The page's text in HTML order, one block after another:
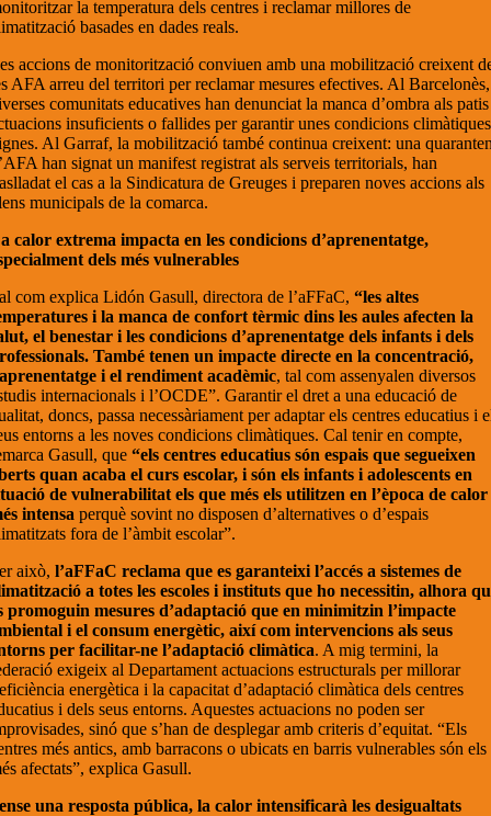
la temperatura dels centres i reclamar millores de
basades en dades reals.
accions de monitorització conviuen amb una mobilització creixent
AFA arreu del territori per reclamar mesures efectives. Al Barcelonès,
comunitats educatives han denunciat la manca d’ombra als
insuficients o fallides per garantir unes condicions climàtiques
Al Garraf, la mobilització també continua creixent: una
han signat un manifest registrat als serveis territorials, han
el cas a la Sindicatura de Greuges i preparen noves accions als
municipals de la comarca.
calor extrema impacta en les condicions d’aprenentatge,
dels més vulnerables
com explica Lidón Gasull, directora de l’aFFaC,“les altes
i la manca de confort tèrmic dins les aules afecten la
el benestar i les condicions d’aprenentatge dels infants i dels
També tenen un impacte directe en la concentració,
i el rendiment acadèmic, tal com assenyalen diversos
internacionals i l’OCDE”. Garantir el dret a una educació de
doncs, passa necessàriament per adaptar els centres educatius i
entorns a les noves condicions climàtiques. Cal tenir en compte,
Gasull, que“els centres educatius són espais que segueixen
quan acaba el curs escolar, i són els infants i adolescents en
de vulnerabilitat els que més els utilitzen en l’època de calor
intensa perquè sovint no disposen d’alternatives o d’espais
fora de l’àmbit escolar”.
això,l’aFFaC reclama que es garanteixi l’accés a sistemes de
a totes les escoles i instituts que ho necessitin, alhora
promoguin mesures d’adaptació que en minimitzin l’impacte
i el consum energètic, així com intervencions als seus
per facilitar-ne l’adaptació climàtica. A mig termini, la
exigeix al Departament actuacions estructurals per millorar
energètica i la capacitat d’adaptació climàtica dels centres
i dels seus entorns. Aquestes actuacions no poden ser
sinó que s’han de desplegar amb criteris d’equitat. “Els
més antics, amb barracons o ubicats en barris vulnerables són els
afectats”, explica Gasull.
una resposta pública, la calor intensificarà les desigualtats